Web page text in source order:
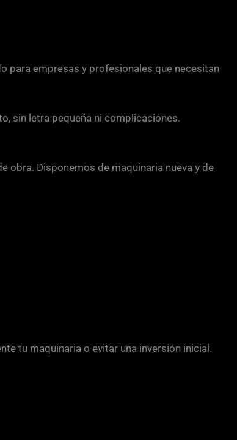
para empresas y profesionales que necesitan
sin letra pequeña ni complicaciones.
obra. Disponemos de maquinaria nueva y de
tu maquinaria o evitar una inversión inicial.